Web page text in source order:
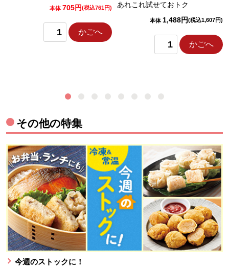
本体 705円(税込761円)
かごへ
あれこれ試せておトク
本体 1,488円(税込1,607円)
かごへ
その他の特集
今週のストックに！